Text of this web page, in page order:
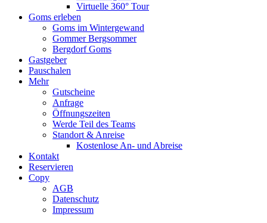
Virtuelle 360° Tour
Goms erleben
Goms im Wintergewand
Gommer Bergsommer
Bergdorf Goms
Gastgeber
Pauschalen
Mehr
Gutscheine
Anfrage
Öffnungszeiten
Werde Teil des Teams
Standort & Anreise
Kostenlose An- und Abreise
Kontakt
Reservieren
Copy
AGB
Datenschutz
Impressum